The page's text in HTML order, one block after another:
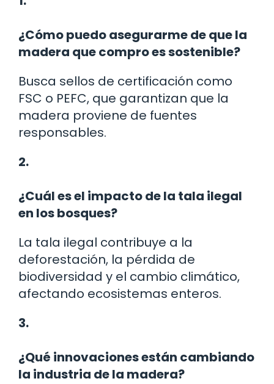
¿Cómo puedo asegurarme de que la
madera que compro es sostenible?
Busca sellos de certificación como
FSC o PEFC, que garantizan que la
madera proviene de fuentes
responsables.
2.
¿Cuál es el impacto de la tala ilegal
en los bosques?
La tala ilegal contribuye a la
deforestación, la pérdida de
biodiversidad y el cambio climático,
afectando ecosistemas enteros.
3.
¿Qué innovaciones están cambiando
la industria de la madera?